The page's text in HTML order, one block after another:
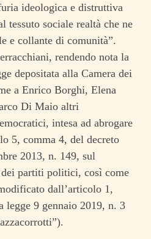
ideologica e distruttiva
tessuto sociale realtà che ne
e collante di comunità”.
rendendo nota la
depositata alla Camera dei
a Enrico Borghi, Elena
Di Maio altri
intesa ad abrogare
5, comma 4, del decreto
2013, n. 149, sul
partiti politici, così come
dall’articolo 1,
legge 9 gennaio 2019, n. 3